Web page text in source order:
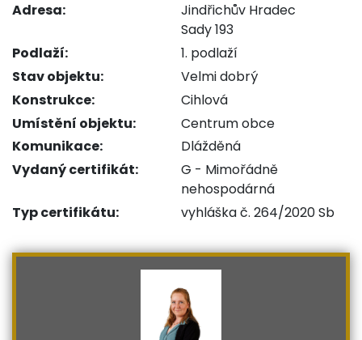
Adresa:
Jindřichův Hradec
Sady 193
Podlaží:
1. podlaží
Stav objektu:
Velmi dobrý
Konstrukce:
Cihlová
Umístění objektu:
Centrum obce
Komunikace:
Dlážděná
Vydaný certifikát:
G - Mimořádně
nehospodárná
Typ certifikátu:
vyhláška č. 264/2020 Sb